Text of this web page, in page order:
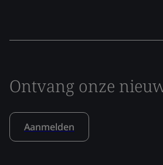
Ontvang onze
Aanmelden